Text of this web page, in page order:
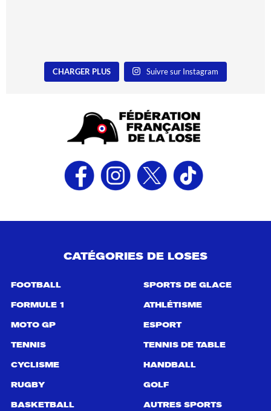
CHARGER PLUS Suivre sur Instagram
CATÉGORIES DE LOSES
FOOTBALL
FORMULE 1
MOTO GP
TENNIS
CYCLISME
RUGBY
BASKETBALL
SPORTS DE GLACE
ATHLÉTISME
ESPORT
TENNIS DE TABLE
HANDBALL
GOLF
AUTRES SPORTS